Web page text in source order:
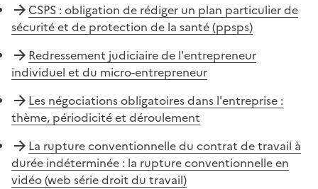
CSPS : obligation de rédiger un plan particulier de
sécurité et de protection de la santé (ppsps)
Redressement judiciaire de l'entrepreneur
individuel et du micro-entrepreneur
Les négociations obligatoires dans l'entreprise :
thème, périodicité et déroulement
La rupture conventionnelle du contrat de travail à
durée indéterminée : la rupture conventionnelle en
vidéo (web série droit du travail)